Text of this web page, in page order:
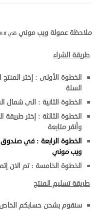
ملاحظة عمولة ويب موني هي 0.8% ويتحملها المستقبل دائما ..
طريقة الشراء
الخطوة الأولى : إختر
السلة
الخطوة الثانية : الى شمال
الخطوة الثالثة : إختر طريقة
وأنقر متابعة
الخطوة الرابعة : في
ويب موني
الخطوة الخامسة : تم الان
طريقة تسليم المنتج
سنقوم بشحن حسابكم الخاص